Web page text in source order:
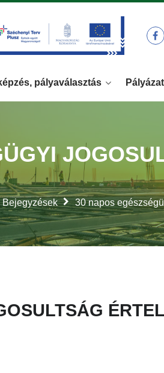
pályaválasztás
Bejegyzések 30 napos